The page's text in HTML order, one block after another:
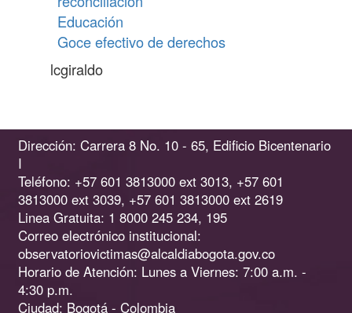
Educación
Goce efectivo de derechos
lcgiraldo
Dirección: Carrera 8 No. 10 - 65, Edificio Bicentenario
I
Teléfono: +57 601 3813000 ext 3013, +57 601
3813000 ext 3039, +57 601 3813000 ext 2619
Linea Gratuita: 1 8000 245 234, 195
Correo electrónico institucional:
observatoriovictimas@alcaldiabogota.gov.co
Horario de Atención: Lunes a Viernes: 7:00 a.m. -
4:30 p.m.
Ciudad: Bogotá - Colombia